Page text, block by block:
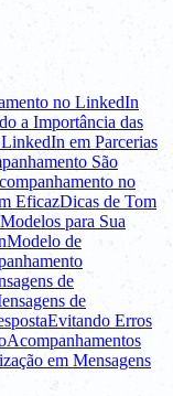
no LinkedIn
a Importância das
em Parcerias
São
no
EficazDicas de Tom
Modelos para Sua
Modelo de
de
de
Evitando Erros
Acompanhamentos
em Mensagens